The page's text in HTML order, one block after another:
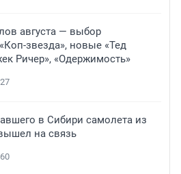
августа — выбор
звезда», новые «Тед
Ричер», «Одержимость»
27
в Сибири самолета из
на связь
60